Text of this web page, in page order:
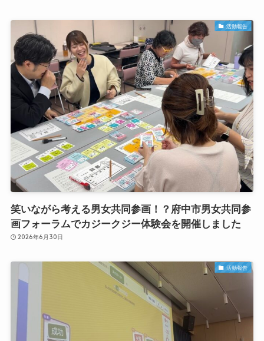
活動報告
笑いながら考える男女共同参画！？府中市男女共同参
画フォーラムでカジークジー体験会を開催しました
2026年6月30日
活動報告